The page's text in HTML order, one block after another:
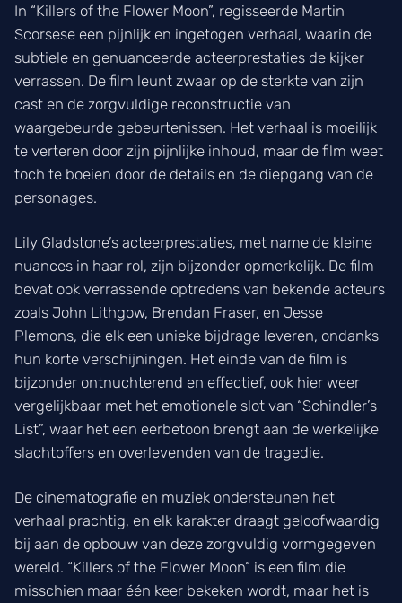
In “Killers of the Flower Moon”, regisseerde Martin
Scorsese een pijnlijk en ingetogen verhaal, waarin de
subtiele en genuanceerde acteerprestaties de kijker
verrassen. De film leunt zwaar op de sterkte van zijn
cast en de zorgvuldige reconstructie van
waargebeurde gebeurtenissen. Het verhaal is moeilijk
te verteren door zijn pijnlijke inhoud, maar de film weet
toch te boeien door de details en de diepgang van de
personages.
Lily Gladstone’s acteerprestaties, met name de kleine
nuances in haar rol, zijn bijzonder opmerkelijk. De film
bevat ook verrassende optredens van bekende acteurs
zoals John Lithgow, Brendan Fraser, en Jesse
Plemons, die elk een unieke bijdrage leveren, ondanks
hun korte verschijningen. Het einde van de film is
bijzonder ontnuchterend en effectief, ook hier weer
vergelijkbaar met het emotionele slot van “Schindler’s
List”, waar het een eerbetoon brengt aan de werkelijke
slachtoffers en overlevenden van de tragedie.
De cinematografie en muziek ondersteunen het
verhaal prachtig, en elk karakter draagt geloofwaardig
bij aan de opbouw van deze zorgvuldig vormgegeven
wereld. “Killers of the Flower Moon” is een film die
misschien maar één keer bekeken wordt, maar het is